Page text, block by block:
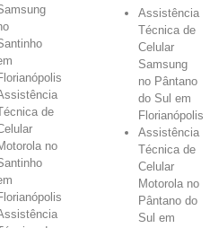
de
no
Assistência
Técnica de
Celular
Samsung
no Pântano
do Sul em
Florianópolis
Assistência
Técnica de
Celular
Motorola no
Pântano do
Sul em